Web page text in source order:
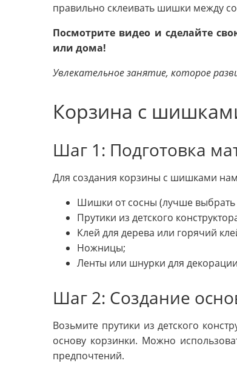
правильно склеивать шишки между
Посмотрите видео и сделайте
или дома!
Увлекательное занятие, которое
Корзина с
Шаг 1: Подготовка
Для создания корзины с шишками
Шишки от сосны (лучше
Прутики из детского
Клей для дерева или горячий
Ножницы;
Ленты или шнурки для
Шаг 2: Создание
Возьмите прутики из детского
основу корзинки. Можно
предпочтений.